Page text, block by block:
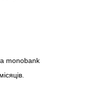
monobank